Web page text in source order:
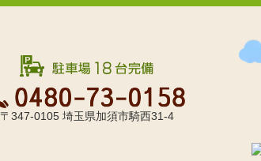
〒347-0105 埼玉県加須市騎西31-4